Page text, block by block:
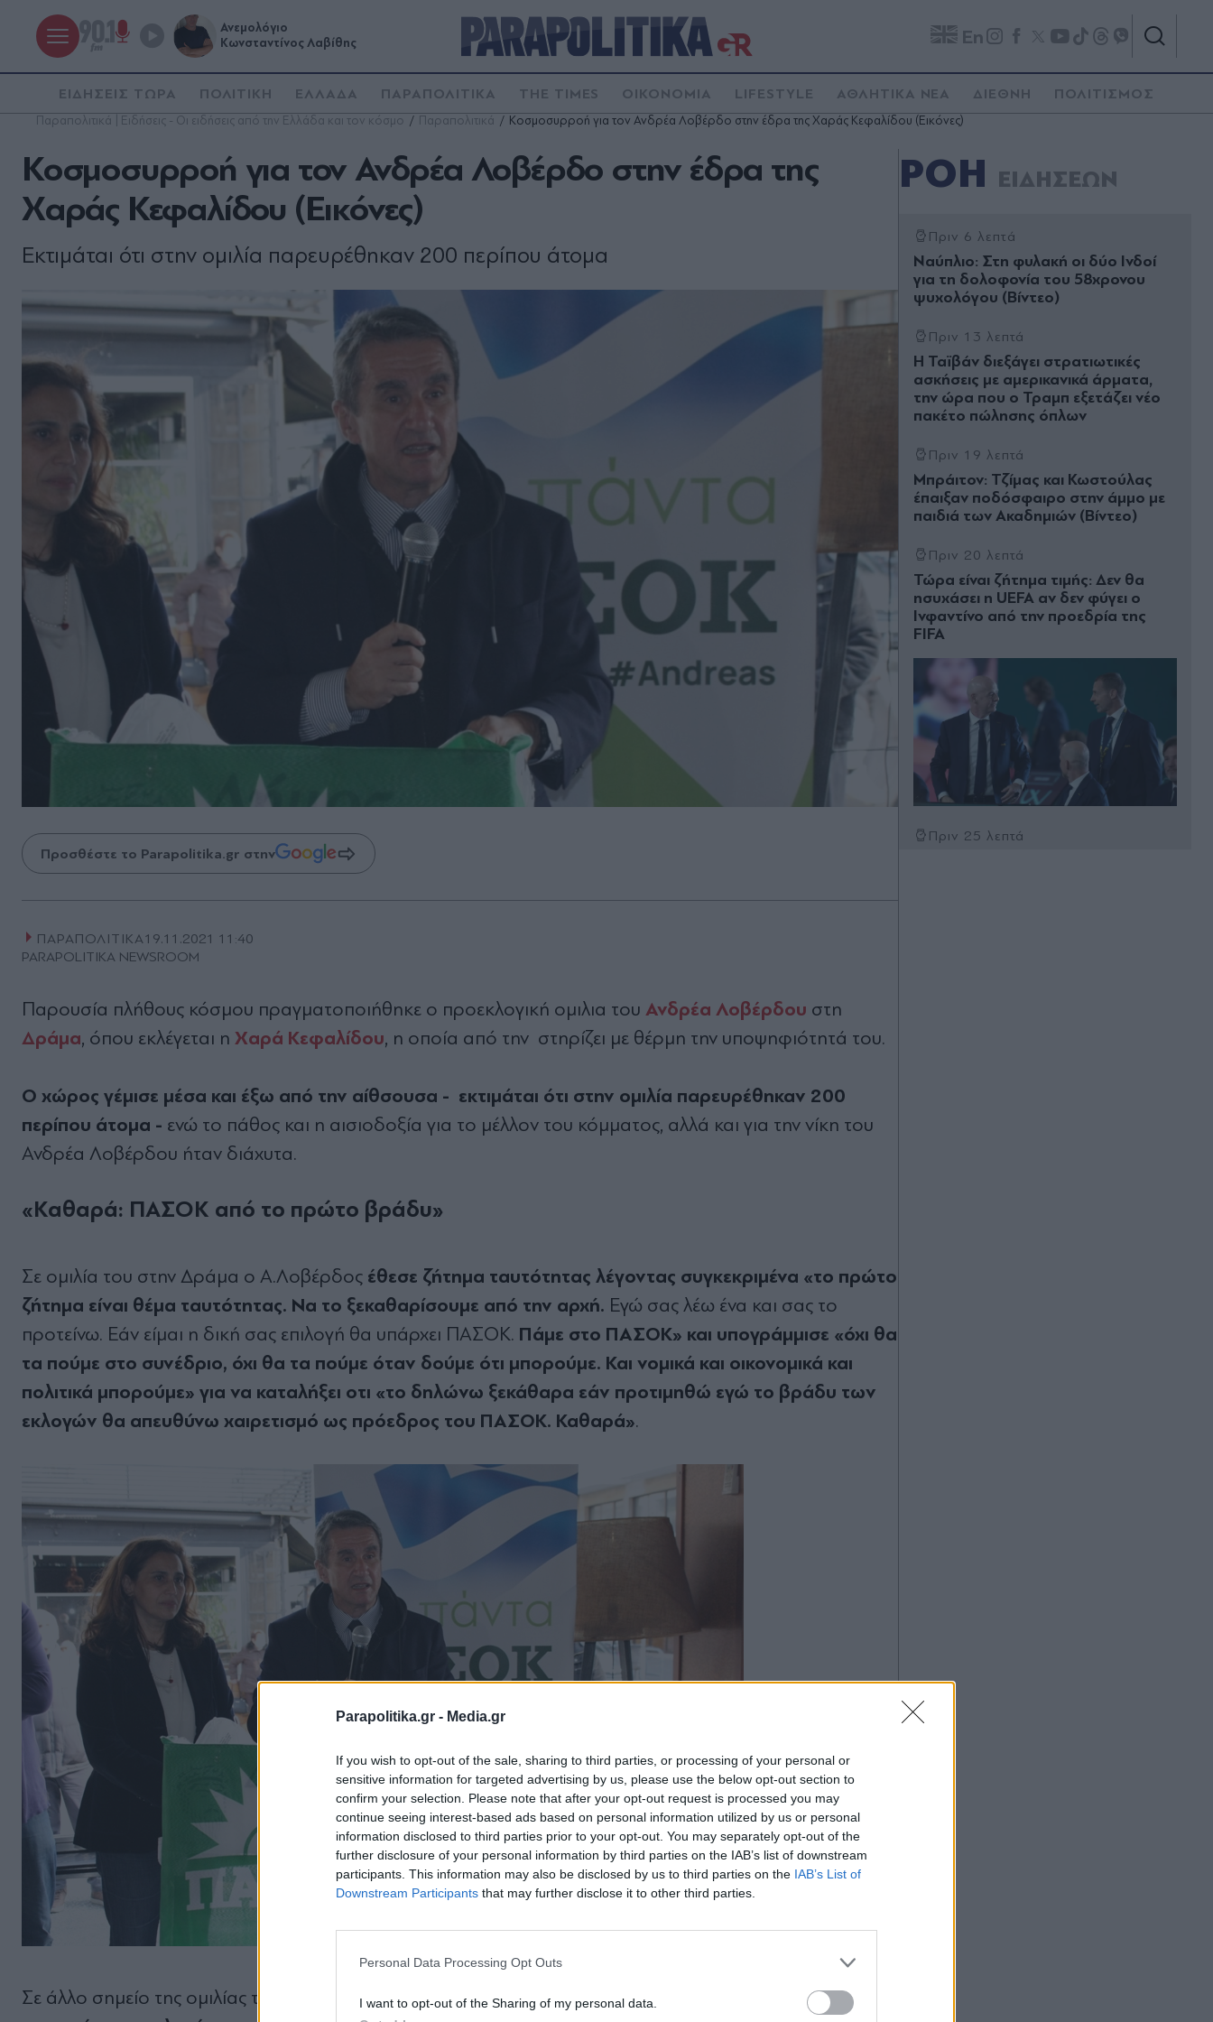
Parapolitika.gr - Media.gr
If you wish to opt-out of the sale, sharing to third parties, or processing of your personal or
sensitive information for targeted advertising by us, please use the below opt-out section to
confirm your selection. Please note that after your opt-out request is processed you may
continue seeing interest-based ads based on personal information utilized by us or personal
information disclosed to third parties prior to your opt-out. You may separately opt-out of the
further disclosure of your personal information by third parties on the IAB’s list of downstream
participants. This information may also be disclosed by us to third parties on the IAB’s List of
Downstream Participants that may further disclose it to other third parties.
Personal Data Processing Opt Outs
I want to opt-out of the Sharing of my personal data.
Ανεμολόγιο
Κωνσταντίνος Λαβίθης
En
ΕΙΔΗΣΕΙΣ ΤΩΡΑ ΠΟΛΙΤΙΚΗ ΕΛΛΑΔΑ ΠΑΡΑΠΟΛΙΤΙΚΑ THE TIMES ΟΙΚΟΝΟΜΙΑ LIFESTYLE ΑΘΛΗΤΙΚΑ ΝΕΑ ΔΙΕΘΝΗ ΠΟΛΙΤΙΣΜΟΣ
Παραπολιτικά | Ειδήσεις - Οι ειδήσεις από την Ελλάδα και τον κόσμο Παραπολιτικά Κοσμοσυρροή για τον Ανδρέα Λοβέρδο στην έδρα της Χαράς Κεφαλίδου (Εικόνες)
Κοσμοσυρροή για τον Ανδρέα Λοβέρδο στην έδρα της
Χαράς Κεφαλίδου (Εικόνες)
Εκτιμάται ότι στην ομιλία παρευρέθηκαν 200 περίπου άτομα
Προσθέστε το Parapolitika.gr στην
ΠΑΡΑΠΟΛΙΤΙΚΑ19.11.2021 11:40
PARAPOLITIKA NEWSROOM
Παρουσία πλήθους κόσμου πραγματοποιήθηκε ο προεκλογική ομιλια του Ανδρέα Λοβέρδου στη
Δράμα, όπου εκλέγεται η Χαρά Κεφαλίδου, η οποία από την στηρίζει με θέρμη την υποψηφιότητά του.
Ο χώρος γέμισε μέσα και έξω από την αίθσουσα - εκτιμάται ότι στην ομιλία παρευρέθηκαν 200
περίπου άτομα - ενώ το πάθος και η αισιοδοξία για το μέλλον του κόμματος, αλλά και για την νίκη του
Ανδρέα Λοβέρδου ήταν διάχυτα.
«Καθαρά: ΠΑΣΟΚ από το πρώτο βράδυ»
Σε ομιλία του στην Δράμα ο Α.Λοβέρδος έθεσε ζήτημα ταυτότητας λέγοντας συγκεκριμένα «το πρώτο
ζήτημα είναι θέμα ταυτότητας. Να το ξεκαθαρίσουμε από την αρχή. Εγώ σας λέω ένα και σας το
προτείνω. Εάν είμαι η δική σας επιλογή θα υπάρχει ΠΑΣΟΚ. Πάμε στο ΠΑΣΟΚ» και υπογράμμισε «όχι θα
τα πούμε στο συνέδριο, όχι θα τα πούμε όταν δούμε ότι μπορούμε. Και νομικά και οικονομικά και
πολιτικά μπορούμε» για να καταλήξει οτι «το δηλώνω ξεκάθαρα εάν προτιμηθώ εγώ το βράδυ των
εκλογών θα απευθύνω χαιρετισμό ως πρόεδρος του ΠΑΣΟΚ. Καθαρά».
Σε άλλο σημείο της ομιλίας του ο Α.Λοβέρδος είπε πως«πιστεύει ότι θα γίνουμε πολύ μεγάλο κόμμα
ΡΟΗ ΕΙΔΗΣΕΩΝ
Πριν 6 λεπτά
Ναύπλιο: Στη φυλακή οι δύο Ινδοί
για τη δολοφονία του 58χρονου
ψυχολόγου (Βίντεο)
Πριν 13 λεπτά
Η Ταϊβάν διεξάγει στρατιωτικές
ασκήσεις με αμερικανικά άρματα,
την ώρα που ο Τραμπ εξετάζει νέο
πακέτο πώλησης όπλων
Πριν 19 λεπτά
Μπράιτον: Τζίμας και Κωστούλας
έπαιξαν ποδόσφαιρο στην άμμο με
παιδιά των Ακαδημιών (Βίντεο)
Πριν 20 λεπτά
Τώρα είναι ζήτημα τιμής: Δεν θα
ησυχάσει η UEFA αν δεν φύγει ο
Ινφαντίνο από την προεδρία της
FIFA
Πριν 25 λεπτά
newsletter